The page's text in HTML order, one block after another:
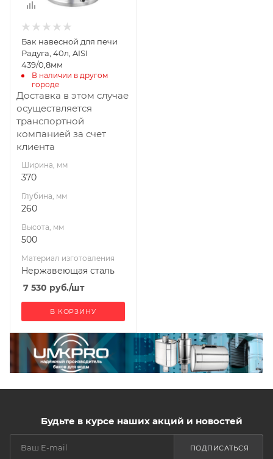
Материал
Нержавеющая
сталь
Производитель
УМК
Бак навесной для печи
Радуга, 40л, AISI
439/0,8мм
В наличии в другом
городе
Доставка в этом случае
осуществляется
транспортной
компанией за счет
клиента
Ширина, мм
370
Глубина, мм
260
Высота, мм
500
Материал изготовления
Нержавеющая сталь
7 530 руб./шт
В КОРЗИНУ
Будьте в курсе наших акций и новостей
ПОДПИСАТЬСЯ